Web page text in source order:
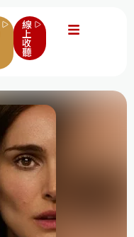
線
上
收
聽